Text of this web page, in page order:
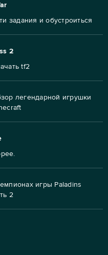
задания и обустроиться
2
tf2
легендарной игрушки
игры Paladins
2